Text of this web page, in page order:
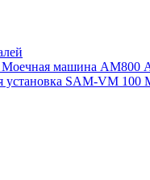
Моечная машина АМ800
установка SAM-VM 100